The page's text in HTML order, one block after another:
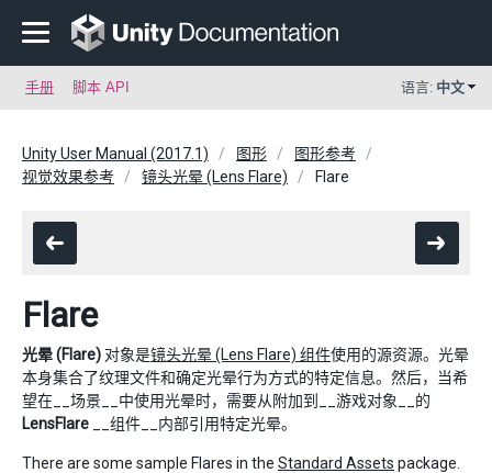
手册 脚本 API 语言: 中文
Unity User Manual (2017.1) 图形
图形参考
视觉效果参考
镜头光晕 (Lens Flare) Flare
Flare
光晕 (Flare) 对象是镜头光晕 (Lens Flare) 组件使用的源资源。光晕
本身集合了纹理文件和确定光晕行为方式的特定信息。然后，当希
望在__场景__中使用光晕时，需要从附加到__游戏对象__的
LensFlare __组件__内部引用特定光晕。
There are some sample Flares in the Standard Assets package.